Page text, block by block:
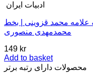
ادبیات ایران
علامه محمد قزوینی | بخط
محمدمهدی منصوری
149 kr
Add to basket
محصولات دارای رتبه برتر